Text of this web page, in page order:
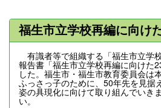
福生市立学校再編に向け
有識者等で組織する「福生市立学
報告書「福生市立学校再編に向けた
した。福生市・福生市教育委員会は
ふっさっ子のために、50年先を見据
姿の具現化に向けて取り組んでいき
い。